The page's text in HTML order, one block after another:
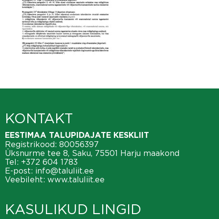
KONTAKT
EESTIMAA TALUPIDAJATE KESKLIIT
Registrikood: 80056397
Üksnurme tee 8, Saku, 75501 Harju maakond
Tel: +372 604 1783
E-post: info@taluliit.ee
Veebileht: www.taluliit.ee
KASULIKUD LINGID